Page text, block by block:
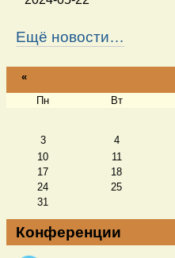
Ещё новости…
«
Пн Вт
3 4
10
11
17
18
24
25
31
Конференции